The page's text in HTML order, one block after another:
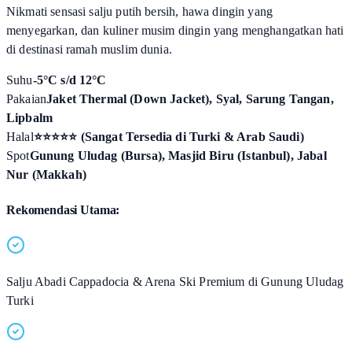
Nikmati sensasi salju putih bersih, hawa dingin yang
menyegarkan, dan kuliner musim dingin yang menghangatkan hati
di destinasi ramah muslim dunia.
Suhu-5°C s/d 12°C
PakaianJaket Thermal (Down Jacket), Syal, Sarung Tangan,
Lipbalm
Halal⭐⭐⭐⭐⭐ (Sangat Tersedia di Turki & Arab Saudi)
SpotGunung Uludag (Bursa), Masjid Biru (Istanbul), Jabal
Nur (Makkah)
Rekomendasi Utama:
Salju Abadi Cappadocia & Arena Ski Premium di Gunung Uludag
Turki